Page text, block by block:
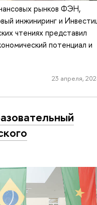
рынков ФЭН,
инжиниринг и
чтениях представил
потенциал и
23 апреля,